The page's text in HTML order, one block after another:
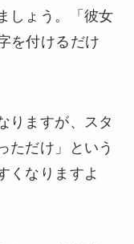
しょう。「彼女
を付けるだけ
りますが、スタ
ただけ」という
くなりますよ